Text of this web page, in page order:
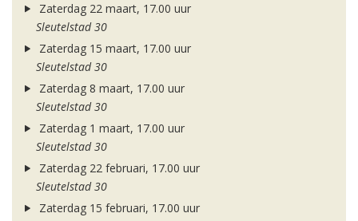
Zaterdag 22 maart, 17.00 uur
Sleutelstad 30
Zaterdag 15 maart, 17.00 uur
Sleutelstad 30
Zaterdag 8 maart, 17.00 uur
Sleutelstad 30
Zaterdag 1 maart, 17.00 uur
Sleutelstad 30
Zaterdag 22 februari, 17.00 uur
Sleutelstad 30
Zaterdag 15 februari, 17.00 uur